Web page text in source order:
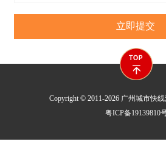
Copyright © 2011-2026 广州城市快
粤ICP备19139810